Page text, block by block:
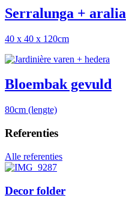
Serralunga + aralia
40 x 40 x 120cm
Bloembak gevuld
80cm (lengte)
Referenties
Alle referenties
Decor folder